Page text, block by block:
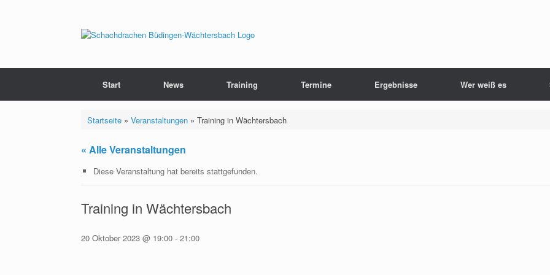
Start News Training Termine Ergebnisse Wer weiß es
Startseite» Veranstaltungen» Training in Wächtersbach
« Alle Veranstaltungen
Diese Veranstaltung hat bereits stattgefunden.
Training in Wächtersbach
20 Oktober 2023 @ 19:00 - 21:00